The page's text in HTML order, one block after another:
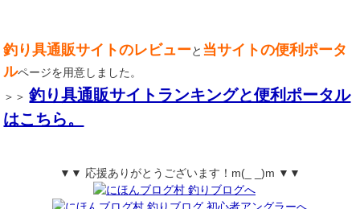
釣り具通販サイトのレビューと 当サイトの便利ポータ
ルページを用意しました。
＞＞釣り具通販サイトランキングと便利ポータル
はこちら。
▼▼ 応援ありがとうございます！m(_ _)m ▼▼